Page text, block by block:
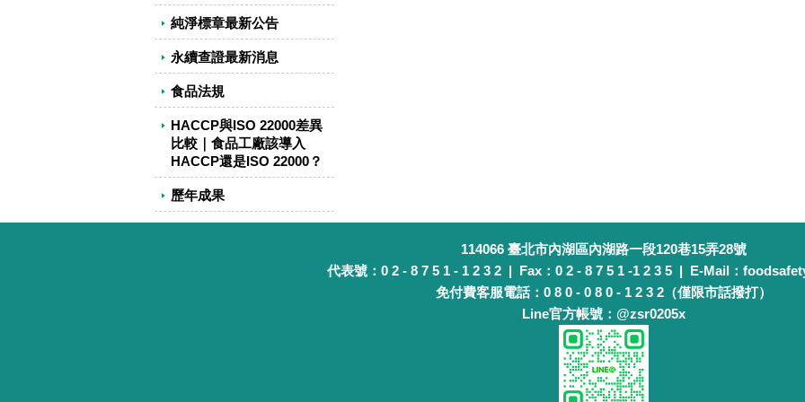
純淨標章最新公告
永續查證最新消息
食品法規
HACCP與ISO 22000差異
比較｜食品工廠該導入
HACCP還是ISO 22000？
歷年成果
114066 臺北市內湖區內湖路一段120巷15弄28號
代表號：0 2 - 8 7 5 1 - 1 2 3 2 | Fax：0 2 - 8 7 5 1 -1 2 3 5 | E-Mail：
免付費客服電話：0 8 0 - 0 8 0 - 1 2 3 2（僅限市話撥打）
Line官方帳號：@zsr0205x